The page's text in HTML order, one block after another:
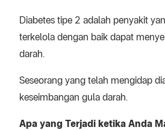
Diabetes tipe 2 adalah penyakit
terkelola dengan baik dapat
darah.
Seseorang yang telah mengidap
keseimbangan gula darah.
Apa yang Terjadi ketika Anda